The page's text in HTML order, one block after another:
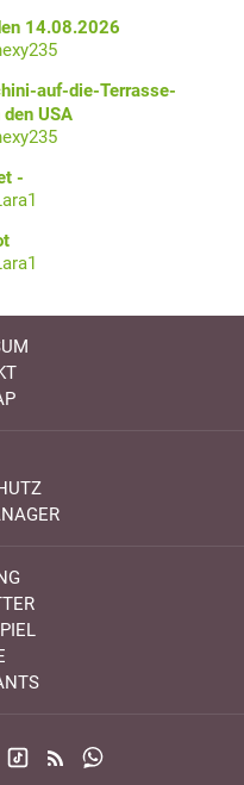
14.08.2026
auf-die-Terrasse-
USA
-